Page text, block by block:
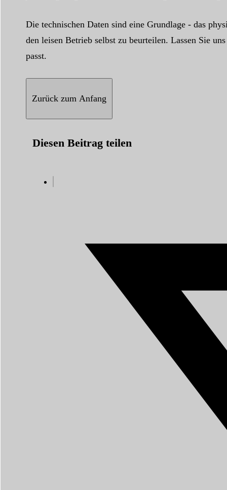
Die technischen Daten sind eine Grundlage - das
den leisen Betrieb selbst zu beurteilen. Lassen Sie
passt.
Zurück zum Anfang
Diesen Beitrag teilen